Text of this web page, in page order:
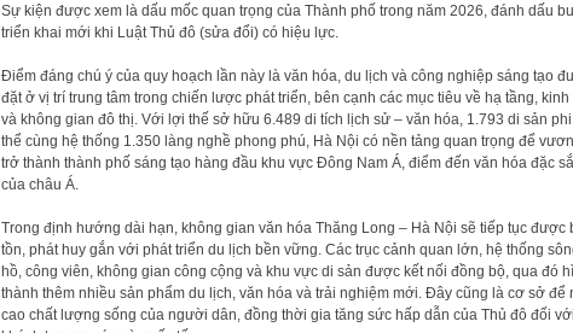
Sự kiện được xem là dấu mốc quan trọng của Thành phố trong năm 2026, đánh dấu
triển khai mới khi Luật Thủ đô (sửa đổi) có hiệu lực.
Điểm đáng chú ý của quy hoạch lần này là văn hóa, du lịch và công nghiệp sáng tạo
đặt ở vị trí trung tâm trong chiến lược phát triển, bên cạnh các mục tiêu về hạ tầng, kinh
và không gian đô thị. Với lợi thế sở hữu 6.489 di tích lịch sử – văn hóa, 1.793 di sản
thể cùng hệ thống 1.350 làng nghề phong phú, Hà Nội có nền tảng quan trọng để
trở thành thành phố sáng tạo hàng đầu khu vực Đông Nam Á, điểm đến văn hóa đặc
của châu Á.
Trong định hướng dài hạn, không gian văn hóa Thăng Long – Hà Nội sẽ tiếp tục được
tồn, phát huy gắn với phát triển du lịch bền vững. Các trục cảnh quan lớn, hệ thống
hồ, công viên, không gian công cộng và khu vực di sản được kết nối đồng bộ, qua đó
thành thêm nhiều sản phẩm du lịch, văn hóa và trải nghiệm mới. Đây cũng là cơ sở để
cao chất lượng sống của người dân, đồng thời gia tăng sức hấp dẫn của Thủ đô đối